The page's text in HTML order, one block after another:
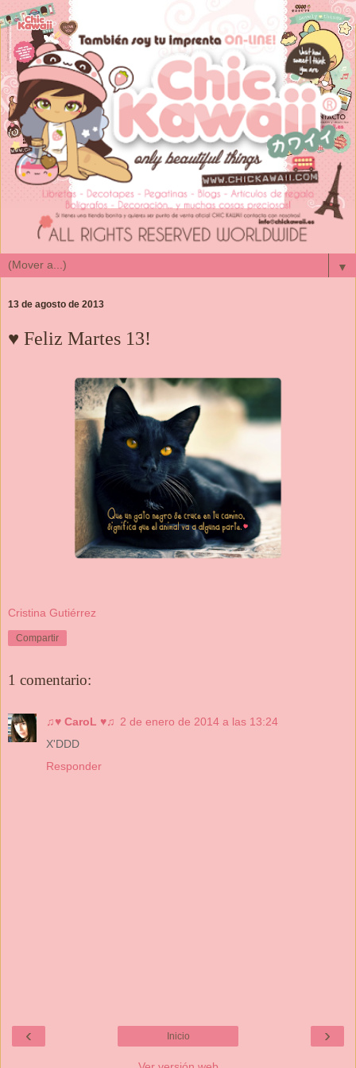
▼
13 de agosto de 2013
♥ Feliz Martes 13!
Cristina Gutiérrez
Compartir
1 comentario:
♫♥ CaroL ♥♫ 2 de enero de 2014 a las 13:24
X'DDD
Responder
‹ ›
Inicio